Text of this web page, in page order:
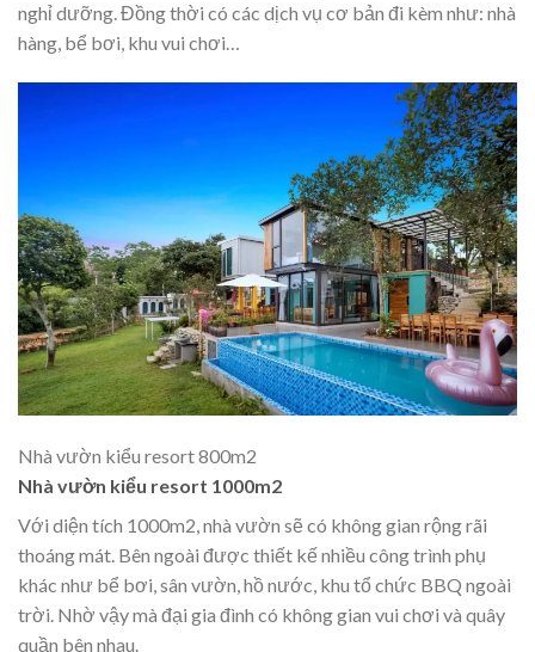
nghỉ dưỡng. Đồng thời có các dịch vụ cơ bản đi kèm như: nhà
hàng, bể bơi, khu vui chơi…
Nhà vườn kiểu resort 800m2
Nhà vườn kiểu resort 1000m2
Với diện tích 1000m2, nhà vườn sẽ có không gian rộng rãi
thoáng mát. Bên ngoài được thiết kế nhiều công trình phụ
khác như bể bơi, sân vườn, hồ nước, khu tổ chức BBQ ngoài
trời. Nhờ vậy mà đại gia đình có không gian vui chơi và quây
quần bên nhau.